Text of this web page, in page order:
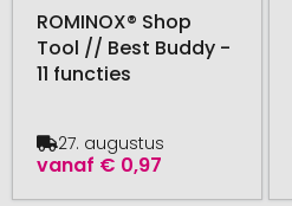
ROMINOX® Shop
Tool // Best Buddy -
11 functies
vanaf € 0,97
27. augustus